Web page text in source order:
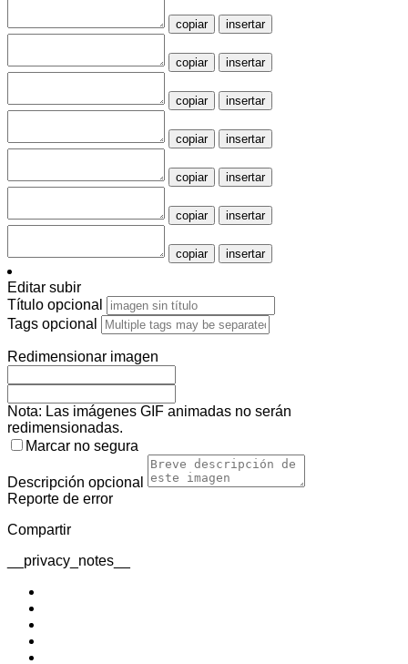
copiar insertar
copiar insertar
copiar insertar
copiar insertar
copiar insertar
copiar insertar
copiar insertar
Editar subir
Título opcional
Tags opcional
Redimensionar imagen
Nota: Las imágenes GIF animadas no serán
redimensionadas.
Marcar no segura
Descripción opcional
Reporte de error
Compartir
__privacy_notes__